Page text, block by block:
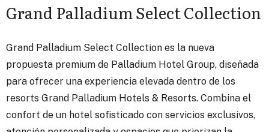
Grand Palladium Select Collection
Grand Palladium Select Collection es la nueva
propuesta premium de Palladium Hotel Group, diseñada
para ofrecer una experiencia elevada dentro de los
resorts Grand Palladium Hotels & Resorts. Combina el
confort de un hotel sofisticado con servicios exclusivos,